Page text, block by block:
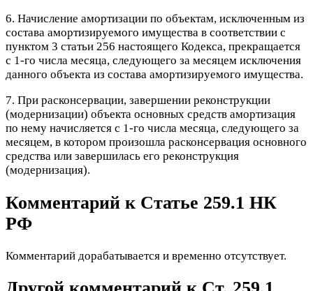
6. Начисление амортизации по объектам, исключенным из
состава амортизируемого имущества в соответствии с
пунктом 3 статьи 256 настоящего Кодекса, прекращается
с 1-го числа месяца, следующего за месяцем исключения
данного объекта из состава амортизируемого имущества.
7. При расконсервации, завершении реконструкции
(модернизации) объекта основных средств амортизация
по нему начисляется с 1-го числа месяца, следующего за
месяцем, в котором произошла расконсервация основного
средства или завершилась его реконструкция
(модернизация).
Комментарий к Статье 259.1 НК
РФ
Комментарий дорабатывается и временно отсутствует.